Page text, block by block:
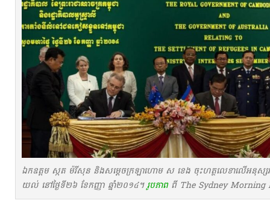
ឯកឧត្តម ស្កត ម៉រីសុន និងសម្តេចក្រឡាហោម ស ខេង ចុះហត្ថលេខាលើអនុស្ស
យល់ នៅថ្ងៃទី២៦ ខែកញ្ញា ឆ្នាំ២០១៤។​រូបភាពពី The Sydney Morning